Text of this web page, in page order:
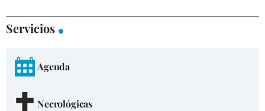
Servicios
Agenda
Necrológicas